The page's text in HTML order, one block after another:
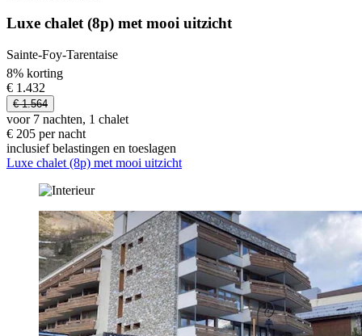
Luxe chalet (8p) met mooi uitzicht
Sainte-Foy-Tarentaise
8% korting
€ 1.432
€ 1.564
voor 7 nachten, 1 chalet
€ 205 per nacht
inclusief belastingen en toeslagen
Luxe chalet (8p) met mooi uitzicht